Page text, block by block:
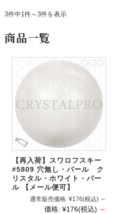
3件中1件～3件を表示
商品一覧
【再入荷】スワロフスキー
#5809 穴無し・パール ク
リスタル・ホワイト・パー
ル 【メール便可】
通常販売価格: ¥176(税込) ～
価格: ¥176(税込) ～